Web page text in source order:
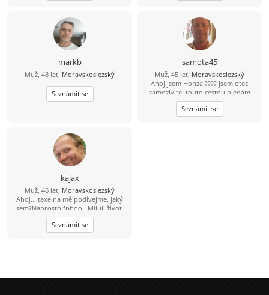
markb
Muž, 48 let, Moravskoslezský
Seznámit se
samota45
Muž, 45 let, Moravskoslezský
Ahoj jsem Honza ???? jsem otec
samozivitel touto cestou hledám
lásku porozumění a upsymnost.
Seznámit se
kajax
Muž, 46 let, Moravskoslezský
Ahoj....taxe na mě podívejme, jaký
sem?Naprosto fphoo...Miluji život,
rád se směju, miluji sluníčko, sem
pozitivně naladěný extrovert, takže
když je tma tak já svítím...Místama až
tancovat i na stole ''nahoře bez'' a
Seznámit se